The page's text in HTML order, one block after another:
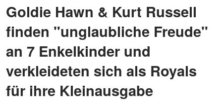
Goldie Hawn & Kurt Russell
finden "unglaubliche Freude"
an 7 Enkelkinder und
verkleideten sich als Royals
für ihre Kleinausgabe